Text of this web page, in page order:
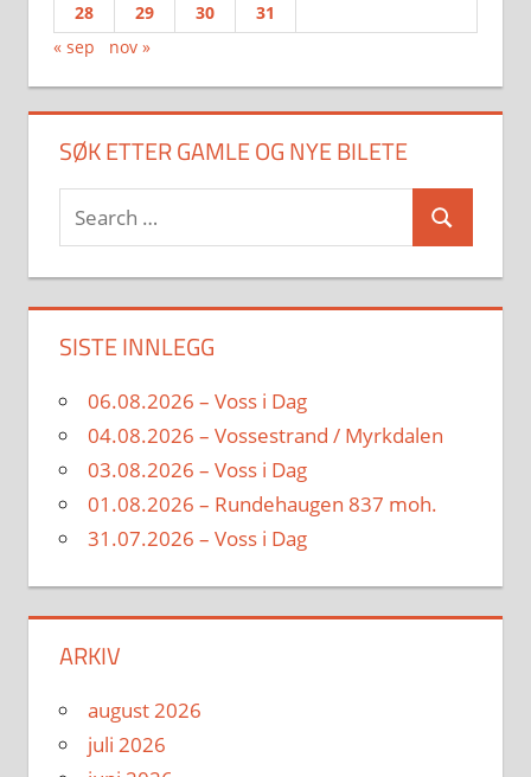
28
29 30
31
« sep
nov »
SØK ETTER GAMLE OG NYE BILETE
Search
for:
Search
SISTE INNLEGG
06.08.2026 – Voss i Dag
04.08.2026 – Vossestrand / Myrkdalen
03.08.2026 – Voss i Dag
01.08.2026 – Rundehaugen 837 moh.
31.07.2026 – Voss i Dag
ARKIV
august 2026
juli 2026